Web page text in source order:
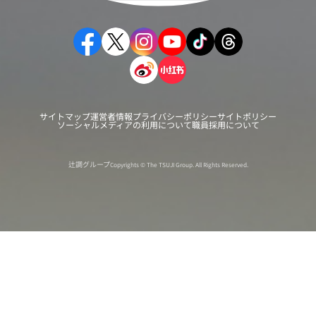
サイトマップ運営者情報プライバシーポリシーサイトポリシー
ソーシャルメディアの利用について職員採用について
辻調グループCopyrights © The TSUJI Group. All Rights Reserved.